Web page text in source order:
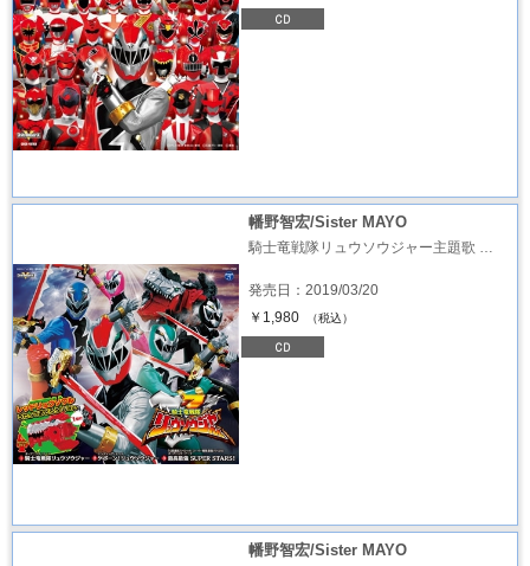
幡野智宏/Sister MAYO
騎士竜戦隊リュウソウジャー主題歌 …
発売日：2019/03/20
￥1,980
（税込）
幡野智宏/Sister MAYO